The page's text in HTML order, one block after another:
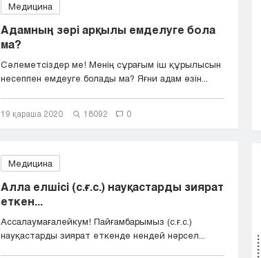
Медицина
Адамның зәрі арқылы емделуге бола
ма?
Сәлеметсіздер ме! Менің сұрағым іш құрылысын
несеппен емдеуге болады ма? Яғни адам өзін...
19 қараша 2020 18092 0
Медицина
Алла елшісі (с.ғ.с.) науқастарды зиярат
еткен...
Ассалаумағалейкум! Пайғамбарымыз (с.ғ.с.)
науқастарды зиярат еткенде нендей нәрсел...